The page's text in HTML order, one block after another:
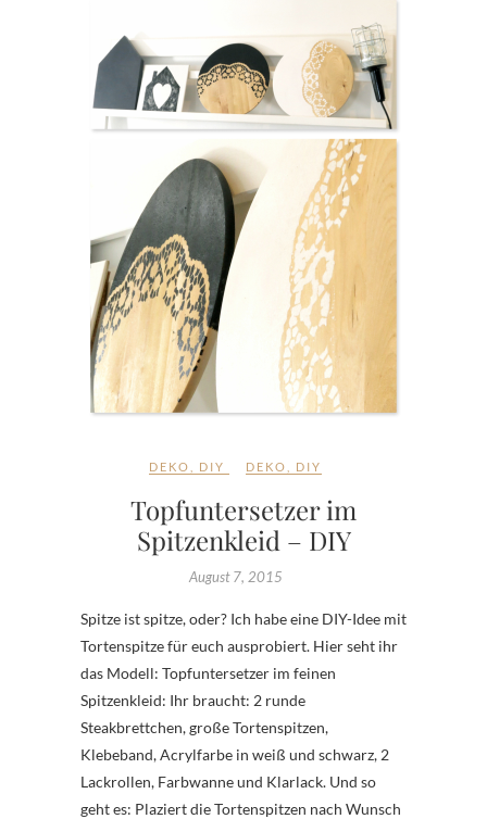
DEKO DIY DEKO DIY
Topfuntersetzer im
Spitzenkleid – DIY
August 7, 2015
Spitze ist spitze, oder? Ich habe eine DIY-Idee mit
Tortenspitze für euch ausprobiert. Hier seht ihr
das Modell: Topfuntersetzer im feinen
Spitzenkleid: Ihr braucht: 2 runde
Steakbrettchen, große Tortenspitzen,
Klebeband, Acrylfarbe in weiß und schwarz, 2
Lackrollen, Farbwanne und Klarlack. Und so
geht es: Plaziert die Tortenspitzen nach Wunsch